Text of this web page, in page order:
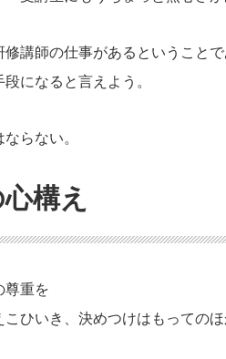
講師の仕事があるということ
になると言えよう。
らない。
構え
尊重を
こひいき、決めつけはもっての